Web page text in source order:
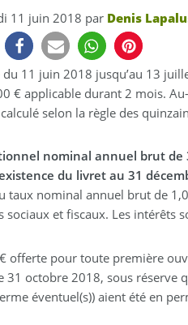
11 juin 2018 par Denis
11 juin 2018 jusqu’au 13
€ applicable durant 2 mois.
selon la règle des
nominal annuel brut de
du livret au 31
taux nominal annuel brut de
sociaux et fiscaux. Les intérêts
offerte pour toute première
31 octobre 2018, sous
éventuel(s)) aient été en